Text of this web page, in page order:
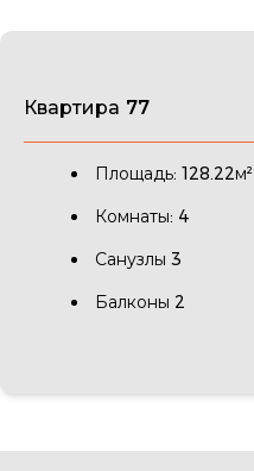
Квартира 77
Площадь: 128.22м²
Комнаты: 4
Санузлы 3
Балконы 2